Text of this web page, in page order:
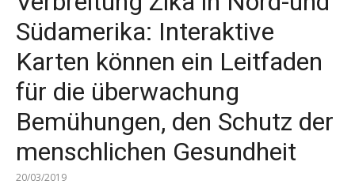
Südamerika: Interaktive
Karten können ein Leitfaden
für die überwachung
Bemühungen, den Schutz der
menschlichen Gesundheit
20/03/2019